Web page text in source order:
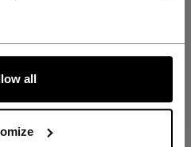
all
Y !